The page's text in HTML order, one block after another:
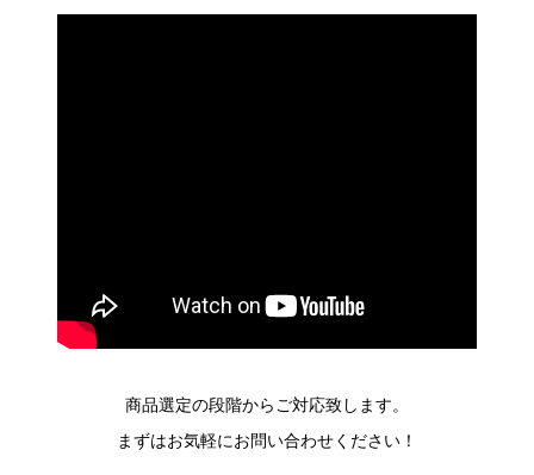
商品選定の段階からご対応致します。
まずはお気軽にお問い合わせください！